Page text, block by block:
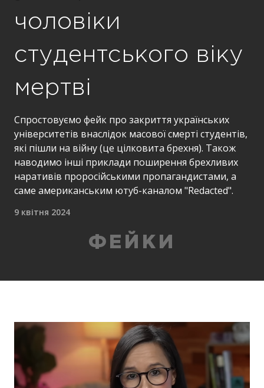
чоловіки
студентського віку
мертві
Спростовуємо фейк про закриття українських
університетів внаслідок масової смерті студентів,
які пішли на війну (це цілковита брехня). Також
наводимо інші приклади поширення брехливих
наративів проросійськими пропагандистами, а
саме американським ютуб-каналом "Redacted".
9 квітня 2024
ФЕЙКИ